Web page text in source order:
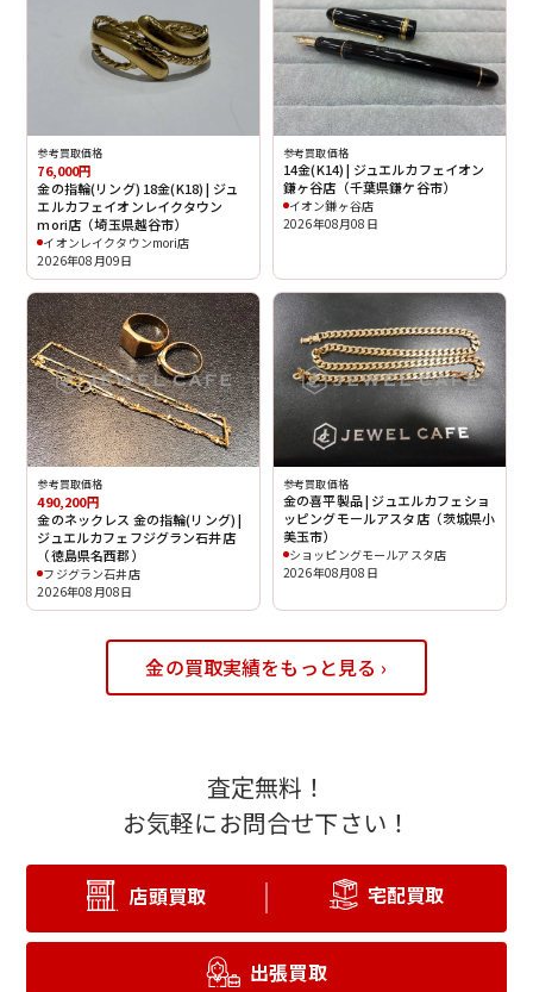
参考買取価格
76,000円
金の指輪(リング) 18金(K18) | ジュ
エルカフェイオンレイクタウン
mori店（埼玉県越谷市）
イオンレイクタウンmori店
2026年08月09日
参考買取価格
14金(K14) | ジュエルカフェイオン
鎌ヶ谷店（千葉県鎌ケ谷市）
イオン鎌ヶ谷店
2026年08月08日
参考買取価格
490,200円
金のネックレス 金の指輪(リング) |
ジュエルカフェフジグラン石井店
（徳島県名西郡）
フジグラン石井店
2026年08月08日
参考買取価格
金の喜平製品 | ジュエルカフェショ
ッピングモールアスタ店（茨城県小
美玉市）
ショッピングモールアスタ店
2026年08月08日
金の買取実績をもっと見る ›
査定無料！
お気軽にお問合せ下さい！
店頭買取 宅配買取
出張買取